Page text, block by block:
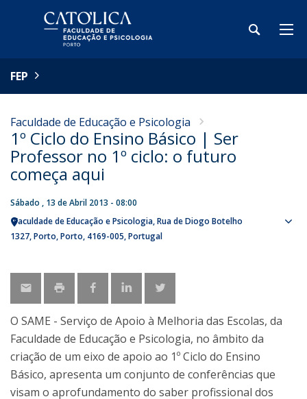
FEP
Faculdade de Educação e Psicologia
1º Ciclo do Ensino Básico | Ser
Professor no 1º ciclo: o futuro
começa aqui
Sábado , 13 de Abril 2013 - 08:00
Faculdade de Educação e Psicologia Rua de Diogo Botelho
1327 Porto Porto 4169-005 Portugal
O SAME - Serviço de Apoio à Melhoria das Escolas, da
Faculdade de Educação e Psicologia, no âmbito da
criação de um eixo de apoio ao 1º Ciclo do Ensino
Básico, apresenta um conjunto de conferências que
visam o aprofundamento do saber profissional dos